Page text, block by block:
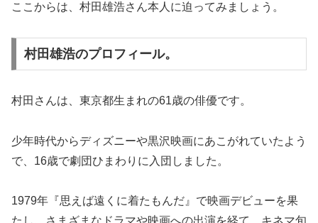
ここからは、村田雄浩さん本人に迫ってみましょう。
村田雄浩のプロフィール。
村田さんは、東京都生まれの61歳の俳優です。
少年時代からディズニーや黒沢映画にあこがれていたよう
で、16歳で劇団ひまわりに入団しました。
1979年『思えば遠くに着たもんだ』で映画デビューを果